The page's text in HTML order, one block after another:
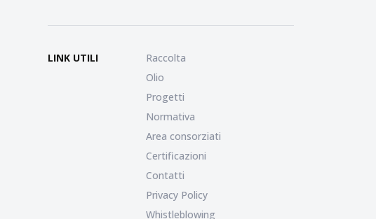
LINK UTILI
Raccolta
Olio
Progetti
Normativa
Area consorziati
Certificazioni
Contatti
Privacy Policy
Whistleblowing